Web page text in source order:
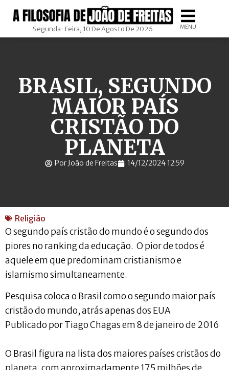
Segunda-Feira, 10 De Agosto De 2026 MENU
BRASIL, SEGUNDO
MAIOR PAÍS
CRISTÃO DO
PLANETA
Por João de Freitas 14/12/2024 12:59
Religião
O segundo país cristão do mundo é o segundo dos
piores no ranking da educação. O pior de todos é
aquele em que predominam cristianismo e
islamismo simultaneamente.
Pesquisa coloca o Brasil como o segundo maior país
cristão do mundo, atrás apenas dos EUA
Publicado por Tiago Chagas em 8 de janeiro de 2016
O Brasil figura na lista dos maiores países cristãos do